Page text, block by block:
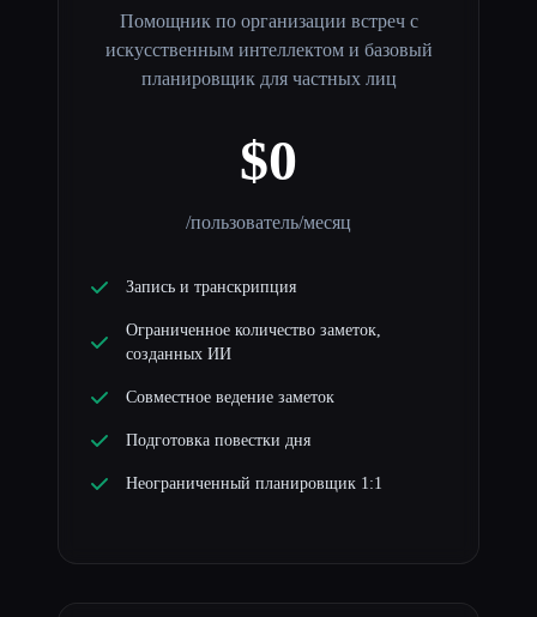
Помощник по организации встреч с
искусственным интеллектом и базовый
планировщик для частных лиц
$0
/пользователь/месяц
Запись и транскрипция
Ограниченное количество заметок,
созданных ИИ
Совместное ведение заметок
Подготовка повестки дня
Неограниченный планировщик 1:1